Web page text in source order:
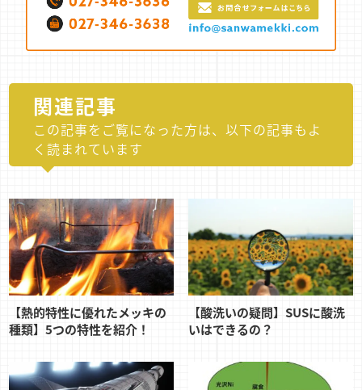
関連記事
この記事をご覧になった方は、以下の記事もよ
く読まれています
【熱的特性に優れたメッキの
種類】5つの特性を紹介！
【酸洗いの疑問】SUSに酸洗
いはできるの？